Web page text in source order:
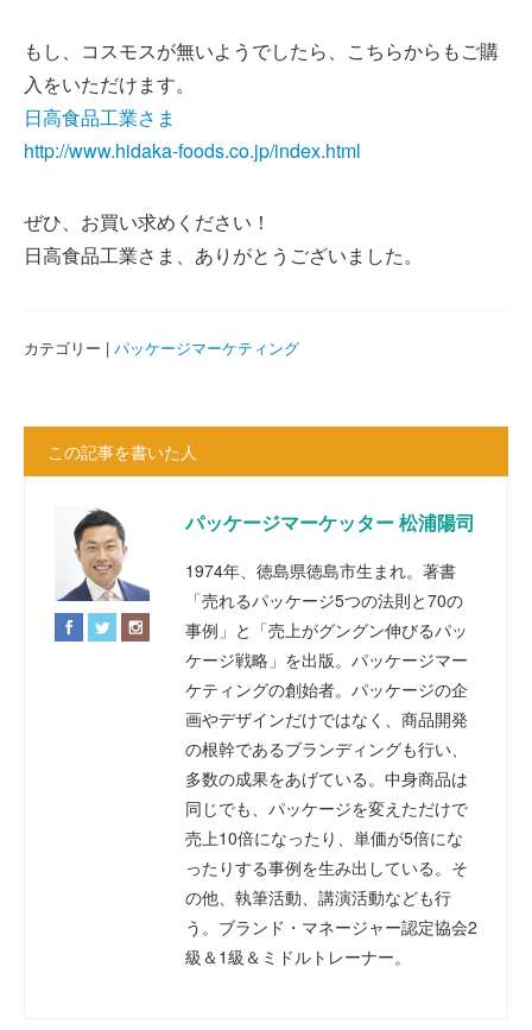
もし、コスモスが無いようでしたら、こちらからもご購
入をいただけます。
日高食品工業さま
http://www.hidaka-foods.co.jp/index.html
ぜひ、お買い求めください！
日高食品工業さま、ありがとうございました。
カテゴリー | パッケージマーケティング
この記事を書いた人
パッケージマーケッター 松浦陽司
1974年、徳島県徳島市生まれ。著書
「売れるパッケージ5つの法則と70の
事例」と「売上がグングン伸びるパッ
ケージ戦略」を出版。パッケージマー
ケティングの創始者。パッケージの企
画やデザインだけではなく、商品開発
の根幹であるブランディングも行い、
多数の成果をあげている。中身商品は
同じでも、パッケージを変えただけで
売上10倍になったり、単価が5倍にな
ったりする事例を生み出している。そ
の他、執筆活動、講演活動なども行
う。ブランド・マネージャー認定協会2
級＆1級＆ミドルトレーナー。